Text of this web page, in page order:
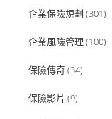
企業保險規劃 (301)
企業風險管理 (100)
保險傳奇(34)
保險影片 (9)